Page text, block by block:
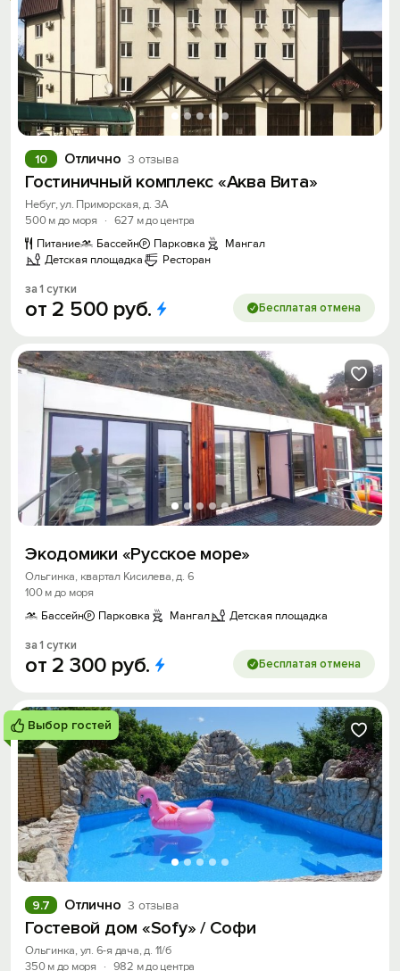
Отлично 3 отзыва
10
Гостиничный комплекс «Аква Вита»
Небуг, ул. Приморская, д. 3А
500 м до моря
· 627 м до центра
Питание
Бассейн Парковка
Мангал
Детская площадка
Ресторан
за 1 сутки
от 2 500 руб. Бесплатая отмена
Экодомики «Русское море»
Ольгинка, квартал Кисилева, д. 6
100 м до моря
Бассейн
Парковка Мангал Детская площадка
за 1 сутки
от 2 300 руб. Бесплатая отмена
Выбор гостей
Отлично 3 отзыва
9.7
Гостевой дом «Sofy» / Софи
Ольгинка, ул. 6-я дача, д. 11/б
350 м до моря
· 982 м до центра